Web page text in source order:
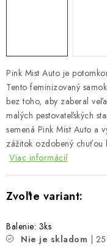
Pink Mist Auto je
Tento feminizovaný
bez toho, aby zaberal
malých pestovateľských
semená Pink Mist Auto a
zážitok ozdobený chuťou
Viac informácií
Balenie: 3ks
Nie je skladom
|